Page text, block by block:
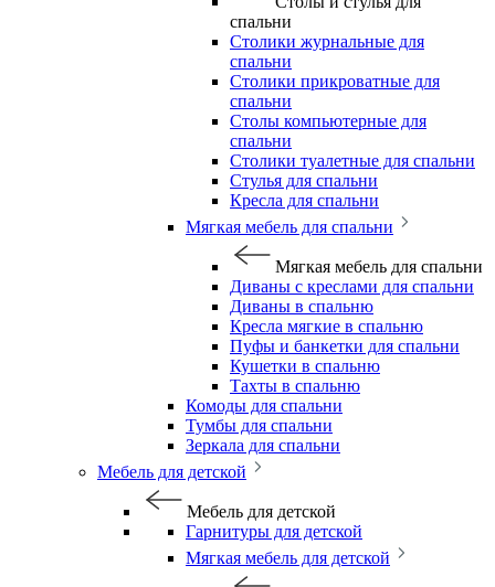
спальни
Столики журнальные для
спальни
Столики прикроватные для
спальни
Столы компьютерные для
спальни
Столики туалетные для спальни
Стулья для спальни
Кресла для спальни
Мягкая мебель для спальни
Мягкая мебель для спальни
Диваны с креслами для спальни
Диваны в спальню
Кресла мягкие в спальню
Пуфы и банкетки для спальни
Кушетки в спальню
Тахты в спальню
Комоды для спальни
Тумбы для спальни
Зеркала для спальни
Мебель для детской
Мебель для детской
Гарнитуры для детской
Мягкая мебель для детской